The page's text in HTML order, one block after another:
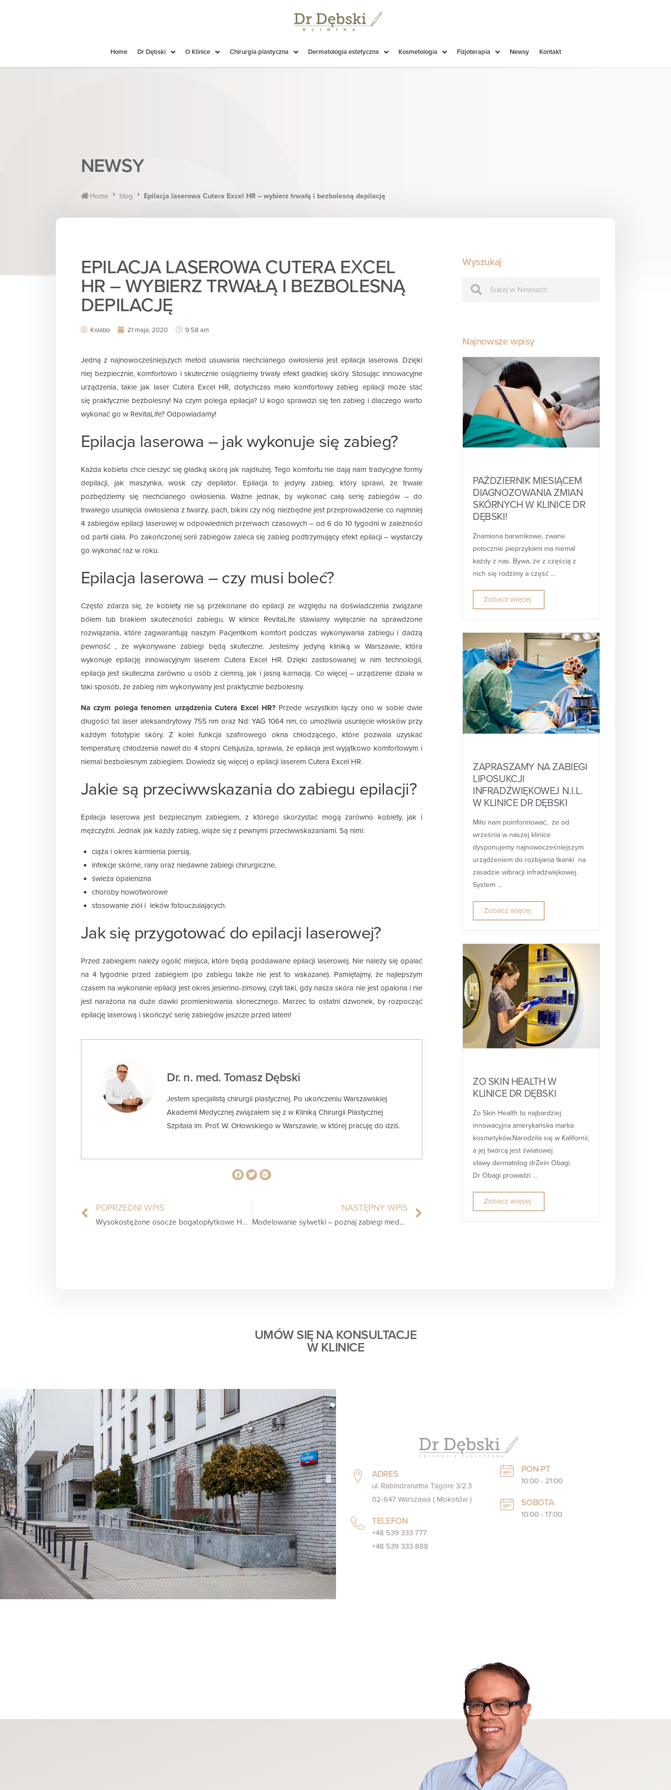
Home Dr Dębski O Klinice Chirurgia plastyczna Dermatologia estetyczna Kosmetologia Fizjoterapia Newsy Kontakt
NEWSY
Home blog Epilacja laserowa Cutera Excel HR – wybierz trwałą i bezbolesną depilację
EPILACJA LASEROWA CUTERA EXCEL
HR – WYBIERZ TRWAŁĄ I BEZBOLESNĄ
DEPILACJĘ
Kolabo 21 maja, 2020 9:58 am
Jedną z najnowocześniejszych metod usuwania niechcianego owłosienia jest epilacja laserowa. Dzięki
niej bezpiecznie, komfortowo i skutecznie osiągniemy trwały efekt gładkiej skóry. Stosując innowacyjne
urządzenia, takie jak laser Cutera Excel HR, dotychczas mało komfortowy zabieg epilacji może stać
się praktycznie bezbolesny! Na czym polega epilacja? U kogo sprawdzi się ten zabieg i dlaczego warto
wykonać go w RevitaLife? Odpowiadamy!
Epilacja laserowa – jak wykonuje się zabieg?
Każda kobieta chce cieszyć się gładką skórą jak najdłużej. Tego komfortu nie dają nam tradycyjne formy
depilacji, jak maszynka, wosk czy depilator. Epilacja to jedyny zabieg, który sprawi, że trwale
pozbędziemy się niechcianego owłosienia. Ważne jednak, by wykonać całą serię zabiegów – do
trwałego usunięcia owłosienia z twarzy, pach, bikini czy nóg niezbędne jest przeprowadzenie co najmniej
4 zabiegów epilacji laserowej w odpowiednich przerwach czasowych – od 6 do 10 tygodni w zależności
od partii ciała. Po zakończonej serii zabiegów zaleca się zabieg podtrzymujący efekt epilacji – wystarczy
go wykonać raz w roku.
Epilacja laserowa – czy musi boleć?
Często zdarza się, że kobiety nie są przekonane do epilacji ze względu na doświadczenia związane
bólem lub brakiem skuteczności zabiegu. W klinice RevitaLife stawiamy wyłącznie na sprawdzone
rozwiązania, które zagwarantują naszym Pacjentkom komfort podczas wykonywania zabiegu i dadzą
pewność , że wykonywane zabiegi będą skuteczne. Jesteśmy jedyną kliniką w Warszawie, która
wykonuje epilację innowacyjnym laserem Cutera Excel HR. Dzięki zastosowanej w nim technologii,
epilacja jest skuteczna zarówno u osób z ciemną, jak i jasną karnacją. Co więcej – urządzenie działa w
taki sposób, że zabieg nim wykonywany jest praktycznie bezbolesny.
Na czym polega fenomen urządzenia Cutera Excel HR? Przede wszystkim łączy ono w sobie dwie
długości fal: laser aleksandrytowy 755 nm oraz Nd: YAG 1064 nm, co umożliwia usunięcie włosków przy
każdym fototypie skóry. Z kolei funkcja szafirowego okna chłodzącego, które pozwala uzyskać
temperaturę chłodzenia nawet do 4 stopni Celsjusza, sprawia, że epilacja jest wyjątkowo komfortowym i
niemal bezbolesnym zabiegiem. Dowiedz się więcej o epilacji laserem Cutera Excel HR.
Jakie są przeciwwskazania do zabiegu epilacji?
Epilacja laserowa jest bezpiecznym zabiegiem, z którego skorzystać mogą zarówno kobiety, jak i
mężczyźni. Jednak jak każdy zabieg, wiąże się z pewnymi przeciwwskazaniami. Są nimi:
ciąża i okres karmienia piersią,
infekcje skórne, rany oraz niedawne zabiegi chirurgiczne,
świeża opalenizna
choroby nowotworowe
stosowanie ziół i leków fotouczulających.
Jak się przygotować do epilacji laserowej?
Przed zabiegiem należy ogolić miejsca, które będą poddawane epilacji laserowej. Nie należy się opalać
na 4 tygodnie przed zabiegiem (po zabiegu także nie jest to wskazane). Pamiętajmy, że najlepszym
czasem na wykonanie epilacji jest okres jesienno-zimowy, czyli taki, gdy nasza skóra nie jest opalona i nie
jest narażona na duże dawki promieniowania słonecznego. Marzec to ostatni dzwonek, by rozpocząć
epilację laserową i skończyć serię zabiegów jeszcze przed latem!
Dr. n. med. Tomasz Dębski
Jestem specjalistą chirurgii plastycznej. Po ukończeniu Warszawskiej
Akademii Medycznej związałem się z w Kliniką Chirurgii Plastycznej
Szpitala im. Prof. W. Orłowskiego w Warszawie, w której pracuję do dziś.
POPRZEDNI WPIS
Wysokostężone osocze bogatopłytkowe HD PRP Angel System – czyli wampirzy lifting w RevitaLife
NASTĘPNY WPIS
Modelowanie sylwetki – poznaj zabiegi medycyny estetycznej modelujące ciało!
Wyszukaj
Najnowsze wpisy
PAŹDZIERNIK MIESIĄCEM
DIAGNOZOWANIA ZMIAN
SKÓRNYCH W KLINICE DR
DĘBSKI!
Znamiona barwnikowe, zwane
potocznie pieprzykami ma niemal
każdy z nas. Bywa, że z częścią z
nich się rodzimy a część …
Zobacz więcej
ZAPRASZAMY NA ZABIEGI
LIPOSUKCJI
INFRADŹWIĘKOWEJ N.I.L.
W KLINICE DR DĘBSKI
Miło nam poinformować, że od
września w naszej klinice
dysponujemy najnowocześniejszym
urządzeniem do rozbijania tkanki na
zasadzie wibracji infradźwiękowej.
System …
Zobacz więcej
ZO SKIN HEALTH W
KLINICE DR DĘBSKI
Zo Skin Health to najbardziej
innowacyjna amerykańska marka
kosmetyków.Narodziła się w Kalifornii,
a jej twórcą jest światowej
sławy dermatolog drZein Obagi.
Dr Obagi prowadzi …
Zobacz więcej
UMÓW SIĘ NA KONSULTACJE
W KLINICE
ADRES
ul. Rabindranatha Tagore 3/2.3
02-647 Warszawa ( Mokotów )
TELEFON
+48 539 333 777
+48 539 333 888
PON-PT
10:00 - 21:00
SOBOTA
10:00 - 17:00